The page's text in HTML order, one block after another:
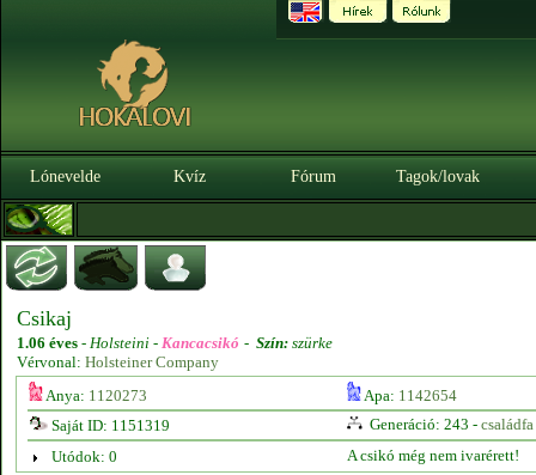
Lónevelde Kvíz Fórum Tagok/lovak
Csikaj
1.06 éves - Holsteini - Kancacsikó - Szín: szürke
Vérvonal: Holsteiner Company
Anya: 1120273 Apa: 1142654
Saját ID: 1151319
Generáció: 243 - családfa
Utódok: 0
A csikó még nem ivarérett!